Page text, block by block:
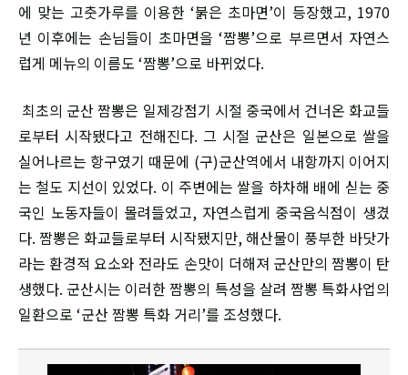
에 맞는 고춧가루를 이용한 ‘붉은 초마면’이 등장했고, 1970
년 이후에는 손님들이 초마면을 ‘짬뽕’으로 부르면서 자연스
럽게 메뉴의 이름도 ‘짬뽕’으로 바뀌었다.
최초의 군산 짬뽕은 일제강점기 시절 중국에서 건너온 화교들
로부터 시작됐다고 전해진다. 그 시절 군산은 일본으로 쌀을
실어나르는 항구였기 때문에 (구)군산역에서 내항까지 이어지
는 철도 지선이 있었다. 이 주변에는 쌀을 하차해 배에 싣는 중
국인 노동자들이 몰려들었고, 자연스럽게 중국음식점이 생겼
다. 짬뽕은 화교들로부터 시작됐지만, 해산물이 풍부한 바닷가
라는 환경적 요소와 전라도 손맛이 더해져 군산만의 짬뽕이 탄
생했다. 군산시는 이러한 짬뽕의 특성을 살려 짬뽕 특화사업의
일환으로 ‘군산 짬뽕 특화 거리’를 조성했다.